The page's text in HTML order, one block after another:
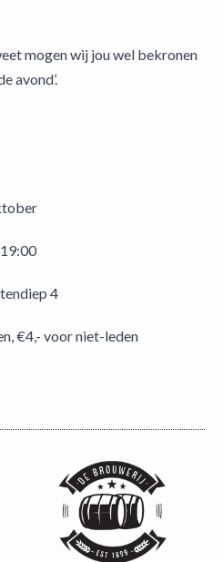
mogen wij jou wel bekronen
avond’.
4
€4,- voor niet-leden